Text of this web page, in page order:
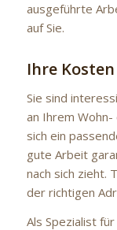
ausgeführte
auf Sie.
Ihre
Sie sind
an Ihrem
sich ein
gute Arbeit
nach sich zieht.
der richtigen
Als Spezialist